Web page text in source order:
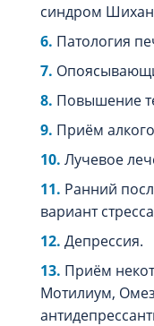
синдром
Патология
Повышение
Приём
Лучевое
Ранний
вариант
Депрессия.
Приём
Мотилиум,